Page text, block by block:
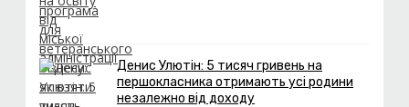
Денис Улютін: 5 тисяч гривень на
першокласника отримають усі родини
незалежно від доходу